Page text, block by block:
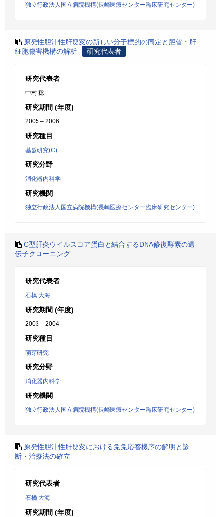
独立行政法人国立病院機構(長崎医療センター臨床研究センター)
原発性胆汁性肝硬変の新しい分子標的の同定と胆管・肝
細胞傷害機構の解析
研究代表者
研究代表者
中村 稔
研究期間 (年度)
2005 – 2006
研究種目
基盤研究(C)
研究分野
消化器内科学
研究機関
独立行政法人国立病院機構(長崎医療センター臨床研究センター)
C型肝炎ウイルスコア蛋白と結合するDNA修復酵素の遺
伝子クローニング
研究代表者
石橋 大海
研究期間 (年度)
2003 – 2004
研究種目
萌芽研究
研究分野
消化器内科学
研究機関
独立行政法人国立病院機構(長崎医療センター臨床研究センター)
原発性胆汁性肝硬変における免免応答機序の解明と診
断・治療法の確立
研究代表者
石橋 大海
研究期間 (年度)